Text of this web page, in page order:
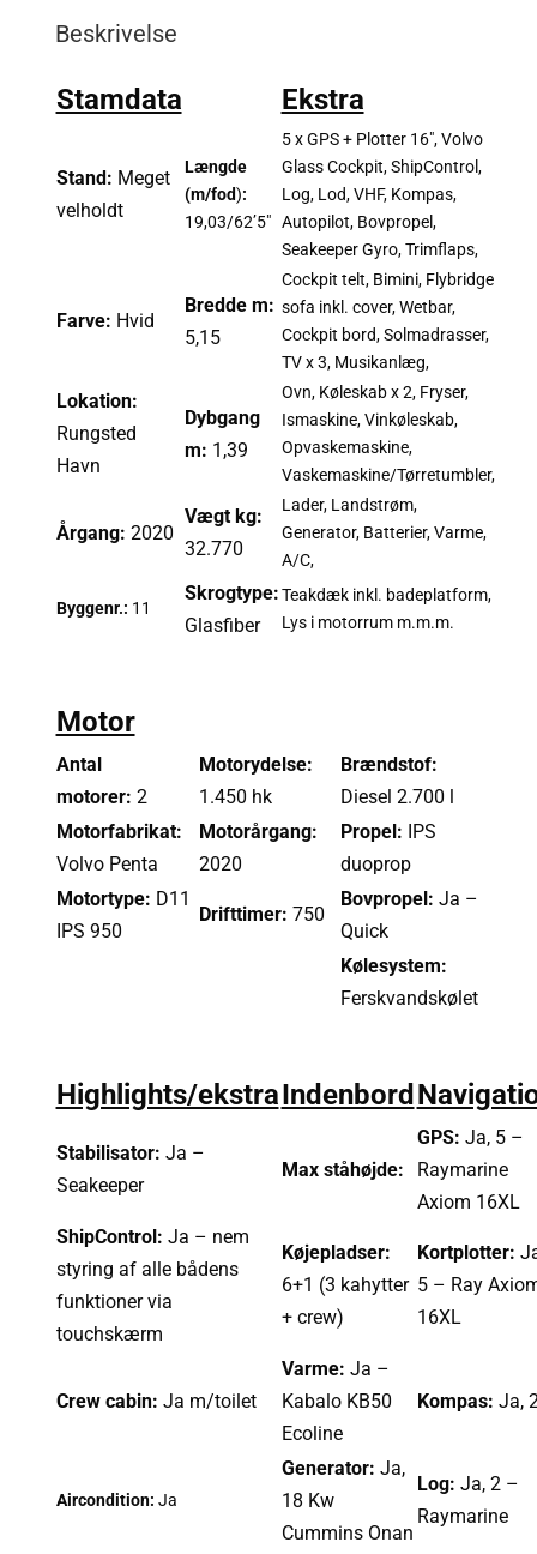
Beskrivelse
Stamdata Ekstra
Stand: Meget
velholdt
Længde
(m/fod):
19,03/62’5″
5 x GPS + Plotter 16″, Volvo
Glass Cockpit, ShipControl,
Log, Lod, VHF, Kompas,
Autopilot, Bovpropel,
Seakeeper Gyro, Trimflaps,
Farve: Hvid
Bredde m:
5,15
Cockpit telt, Bimini, Flybridge
sofa inkl. cover, Wetbar,
Cockpit bord, Solmadrasser,
TV x 3, Musikanlæg,
Lokation:
Rungsted
Havn
Dybgang
m: 1,39
Ovn, Køleskab x 2, Fryser,
Ismaskine, Vinkøleskab,
Opvaskemaskine,
Vaskemaskine/Tørretumbler,
Årgang: 2020
Vægt kg:
32.770
Lader, Landstrøm,
Generator, Batterier, Varme,
A/C,
Byggenr.: 11
Skrogtype:
Glasfiber
Teakdæk inkl. badeplatform,
Lys i motorrum m.m.m.
Motor
Antal
motorer: 2
Motorydelse:
1.450 hk
Brændstof:
Diesel 2.700 l
Motorfabrikat:
Volvo Penta
Motorårgang:
2020
Propel: IPS
duoprop
Motortype: D11
IPS 950
Drifttimer: 750
Bovpropel: Ja –
Quick
Kølesystem:
Ferskvandskølet
Highlights/ekstraIndenbord
Stabilisator: Ja –
Seakeeper
Max ståhøjde:
GPS: Ja, 5 –
Raymarine
Axiom 16XL
ShipControl: Ja – nem
styring af alle bådens
funktioner via
touchskærm
Køjepladser:
6+1 (3 kahytter
+ crew)
Kortplotter:
5 – Ray
16XL
Crew cabin: Ja m/toilet
Varme: Ja –
Kabalo KB50
Ecoline
Kompas: Ja,
Aircondition: Ja
Generator: Ja,
18 Kw
Cummins Onan
Log: Ja, 2 –
Raymarine